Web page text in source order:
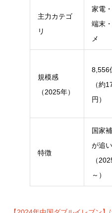
主力カテゴ
リ
家電
端末
メ
規模感
（2025年）
8,556
（約
円）
特徴
国家
が追
（
～）